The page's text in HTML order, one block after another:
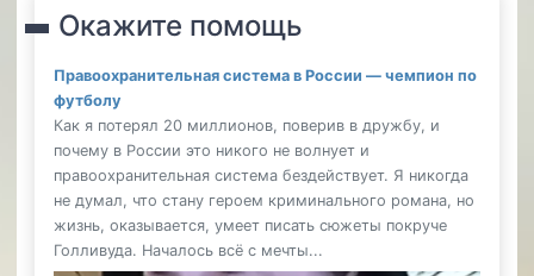
Окажите помощь
Правоохранительная система в России — чемпион по
футболу
Как я потерял 20 миллионов, поверив в дружбу, и
почему в России это никого не волнует и
правоохранительная система бездействует. Я никогда
не думал, что стану героем криминального романа, но
жизнь, оказывается, умеет писать сюжеты покруче
Голливуда. Началось всё с мечты...